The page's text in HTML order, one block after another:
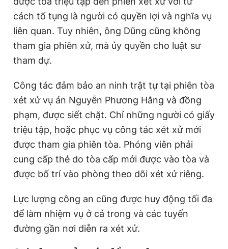
cách tố tụng là người có quyền lợi và nghĩa vụ
liên quan. Tuy nhiên, ông Dũng cũng không
tham gia phiên xử, mà ủy quyền cho luật sư
tham dự.
Công tác đảm bảo an ninh trật tự tại phiên tòa
xét xử vụ án Nguyễn Phương Hằng và đồng
phạm, được siết chặt. Chỉ những người có giấy
triệu tập, hoặc phục vụ công tác xét xử mới
được tham gia phiên tòa. Phóng viên phải
cung cấp thẻ do tòa cấp mới được vào tòa và
được bố trí vào phòng theo dõi xét xử riêng.
Lực lượng công an cũng được huy động tối đa
để làm nhiệm vụ ở cả trong và các tuyến
đường gần nơi diễn ra xét xử.